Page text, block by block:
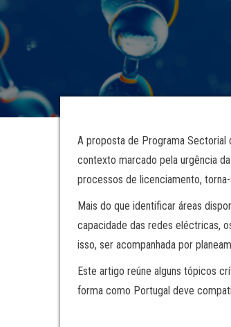
A proposta de Programa Sectorial
contexto marcado pela urgência
processos de licenciamento,
Mais do que identificar áreas
capacidade das redes eléctricas,
isso, ser acompanhada por
Este artigo reúne alguns tópicos
forma como Portugal deve